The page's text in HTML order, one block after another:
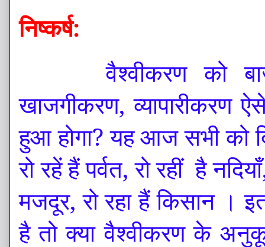
निष्कर्ष:
वैश्वीकरण को
खाजगीकरण, व्यापारीकरण
हुआ होगा? यह आज सभी को
रो रहें हैंपर्वत, रो रहीं है
मजदूर, रो रहा हैं किसान ।
है तो क्या वैश्वीकरण के